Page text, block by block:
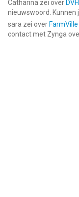
Catharina zei over
nieuwswoord. Kunnen
sara zei over
contact met Zynga